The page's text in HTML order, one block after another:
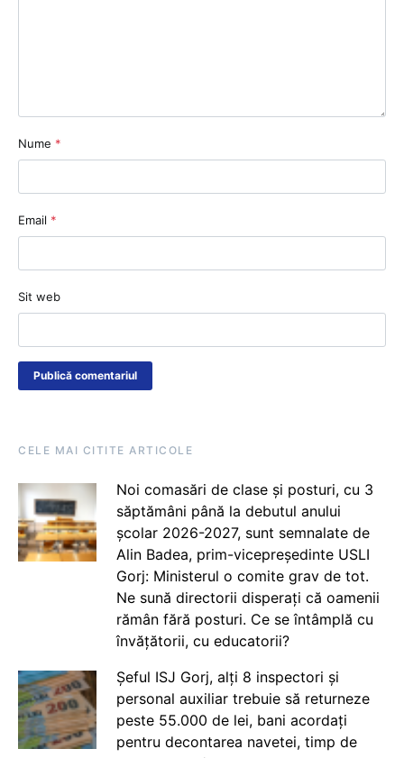
Nume *
Email *
Sit web
CELE MAI CITITE ARTICOLE
Noi comasări de clase și posturi, cu 3
săptămâni până la debutul anului
școlar 2026-2027, sunt semnalate de
Alin Badea, prim-vicepreședinte USLI
Gorj: Ministerul o comite grav de tot.
Ne sună directorii disperați că oamenii
rămân fără posturi. Ce se întâmplă cu
învățătorii, cu educatorii?
Șeful ISJ Gorj, alți 8 inspectori și
personal auxiliar trebuie să returneze
peste 55.000 de lei, bani acordați
pentru decontarea navetei, timp de